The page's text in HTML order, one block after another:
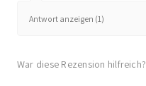
Antwort anzeigen (1)
War diese Rezension hilfreich?